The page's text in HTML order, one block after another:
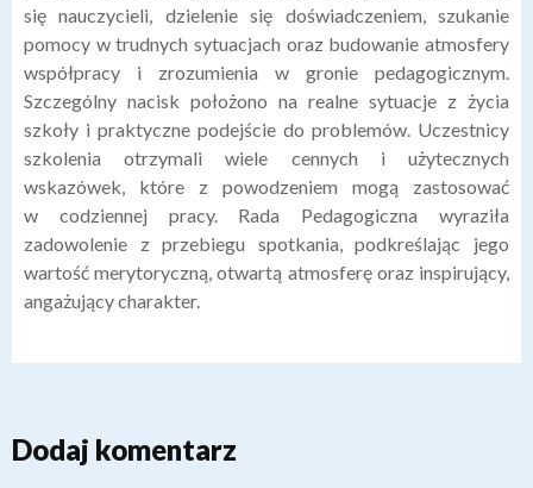
się nauczycieli, dzielenie się doświadczeniem, szukanie
pomocy w trudnych sytuacjach oraz budowanie atmosfery
współpracy i zrozumienia w gronie pedagogicznym.
Szczególny nacisk położono na realne sytuacje z życia
szkoły i praktyczne podejście do problemów. Uczestnicy
szkolenia otrzymali wiele cennych i użytecznych
wskazówek, które z powodzeniem mogą zastosować
w codziennej pracy. Rada Pedagogiczna wyraziła
zadowolenie z przebiegu spotkania, podkreślając jego
wartość merytoryczną, otwartą atmosferę oraz inspirujący,
angażujący charakter.
Dodaj komentarz